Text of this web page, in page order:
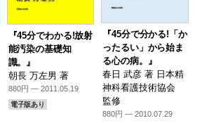
『45分でわかる!放射
能汚染の基礎知
識。』
朝長 万左男 著
880円 — 2011.05.19
電子版あり
『45分で分かる!「か
ったるい」から始ま
る心の病。』
春日 武彦 著 日本精
神科看護技術協会
監修
880円 — 2010.07.29